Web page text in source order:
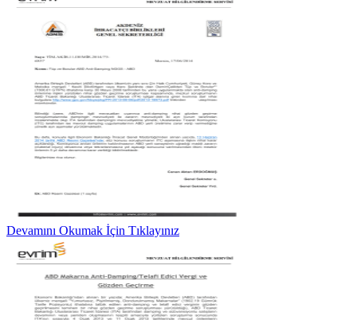
Devamını Okumak İçin Tıklayınız